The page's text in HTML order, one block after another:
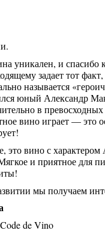
уникален, и спасибо
задает тот
называется
юный Александр
в
вино играет — это
это вино с
и приятное для
мы получаем
de Vino